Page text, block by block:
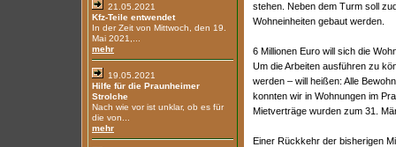
21.05.2021
Kfz-Teile entwendet
In der Zeit von Mittwoch, den 19.
Mai 2021,...
mehr
19.05.2021
Hilfe für die Praunheimer
Strolche
Nach wie vor ist unklar, ob es für
die von...
mehr
stehen. Neben dem Turm soll
Wohneinheiten gebaut werden.
6 Millionen Euro will sich die
Um die Arbeiten ausführen zu
werden – will heißen: Alle
konnten wir in Wohnungen im
Mietverträge wurden zum 31.
Einer Rückkehr der bisherigen